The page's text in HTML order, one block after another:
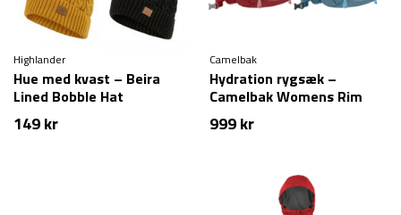
Highlander
Hue med kvast – Beira
Lined Bobble Hat
149kr
Camelbak
Hydration rygsæk –
Camelbak Womens Rim
Runner X20
999kr